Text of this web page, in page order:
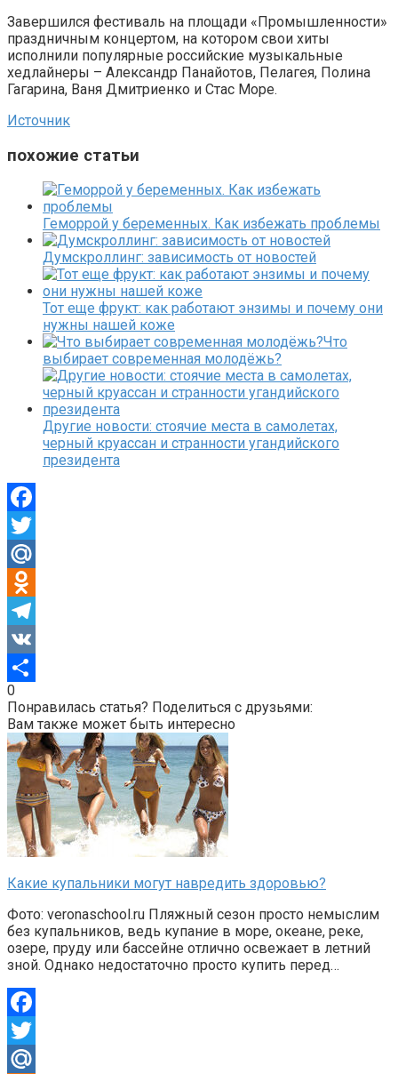
Завершился фестиваль на площади «Промышленности»
праздничным концертом, на котором свои хиты
исполнили популярные российские музыкальные
хедлайнеры – Александр Панайотов, Пелагея, Полина
Гагарина, Ваня Дмитриенко и Стас Море.
Источник
похожие статьи
Геморрой у беременных. Как избежать проблемы
Думскроллинг: зависимость от новостей
Тот еще фрукт: как работают энзимы и почему они
нужны нашей коже
Что
выбирает современная молодёжь?
Другие новости: стоячие места в самолетах,
черный круассан и странности угандийского
президента
Facebook
Twitter
Mail.Ru
Odnoklassniki
Telegram
VK
Отправить
0
Понравилась статья? Поделиться с друзьями:
Вам также может быть интересно
Какие купальники могут навредить здоровью?
Фото: veronaschool.ru Пляжный сезон просто немыслим
без купальников, ведь купание в море, океане, реке,
озере, пруду или бассейне отлично освежает в летний
зной. Однако недостаточно просто купить перед…
Facebook
Twitter